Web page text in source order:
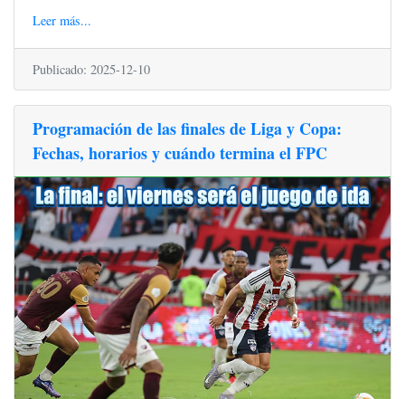
Leer más...
Publicado: 2025-12-10
Programación de las finales de Liga y Copa:
Fechas, horarios y cuándo termina el FPC